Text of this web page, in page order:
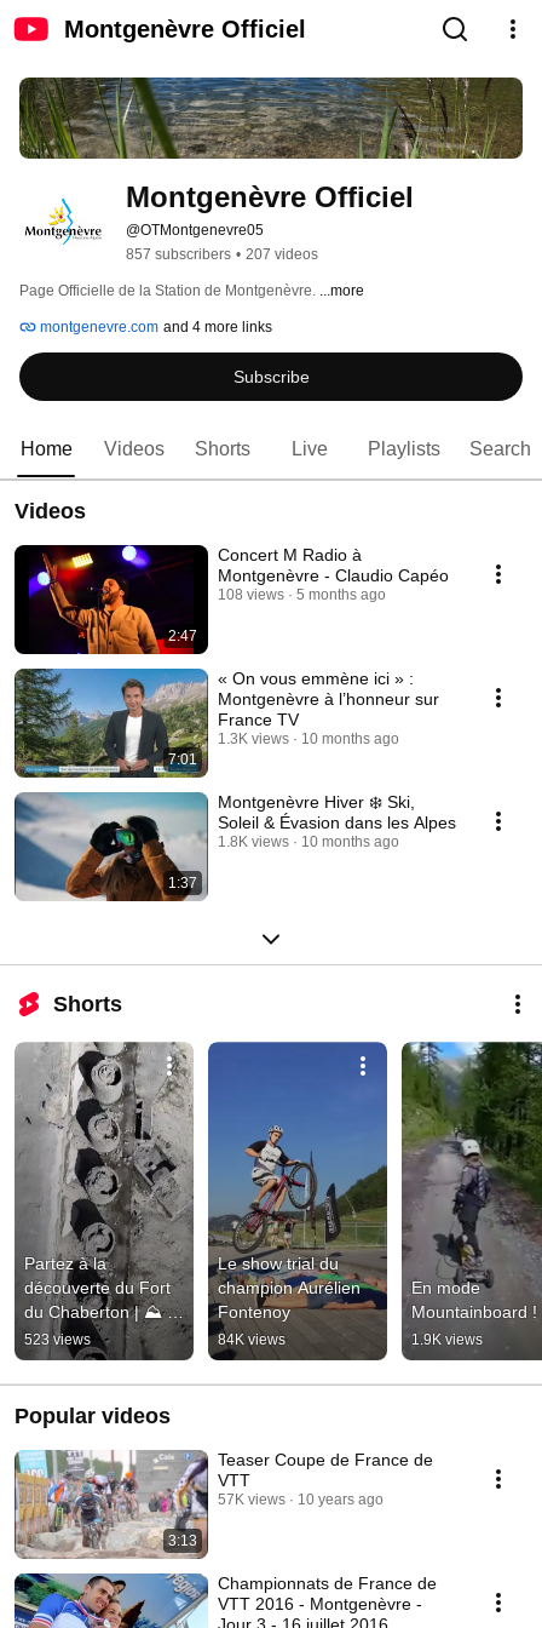
Montgenèvre Officiel
Montgenèvre Officiel
@OTMontgenevre05
857 subscribers • 207 videos
Page Officielle de la Station de Montgenèvre. ...more
montgenevre.com and 4 more links
Subscribe
Home Videos Shorts Live Playlists Search
Videos
2:47
Concert M Radio à
Montgenèvre - Claudio Capéo
108 views 5 months ago
7:01
« On vous emmène ici » :
Montgenèvre à l’honneur sur
France TV
1.3K views 10 months ago
1:37
Montgenèvre Hiver ❄️ Ski,
Soleil & Évasion dans les Alpes
1.8K views 10 months ago
Shorts
Partez à la
découverte du Fort
du Chaberton | ⛰️
3131 m
523 views
Le show trial du
champion Aurélien
Fontenoy
84K views
En mode
Mountainboard !
1.9K views
Popular videos
3:13
Teaser Coupe de France de
VTT
57K views 10 years ago
Championnats de France de
VTT 2016 - Montgenèvre -